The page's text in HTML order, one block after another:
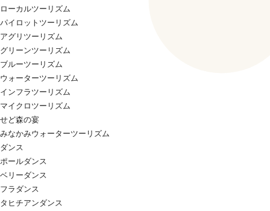
ローカルツーリズム
パイロットツーリズム
アグリツーリズム
グリーンツーリズム
ブルーツーリズム
ウォーターツーリズム
インフラツーリズム
マイクロツーリズム
せど森の宴
みなかみウォーターツーリズム
ダンス
ポールダンス
ベリーダンス
フラダンス
タヒチアンダンス